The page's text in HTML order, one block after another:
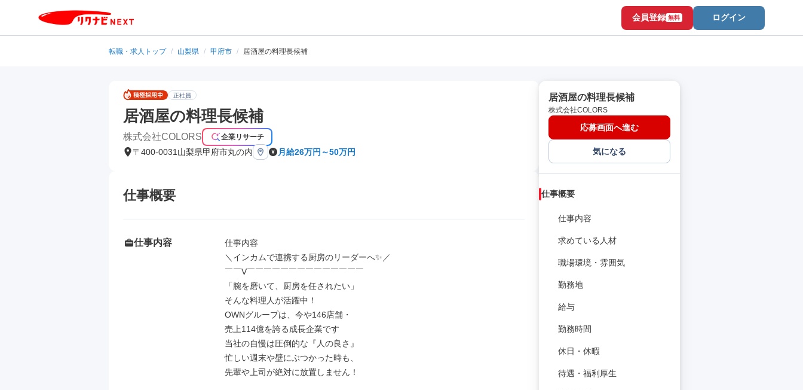
会員登録 無料 ログイン
転職・求人トップ / 山梨県 / 甲府市 / 居酒屋の料理長候補
正社員
居酒屋の料理長候補
株式会社COLORS 企業リサーチ
〒400-0031山梨県甲府市丸の内 月給26万円～50万円
仕事概要
仕事内容
仕事内容
＼インカムで連携する厨房のリーダーへ✨／
￣￣V￣￣￣￣￣￣￣￣￣￣￣￣￣￣
「腕を磨いて、厨房を任されたい」
そんな料理人が活躍中！
OWNグループは、今や146店舗・
売上114億を誇る成長企業です
当社の自慢は圧倒的な『人の良さ』
忙しい週末や壁にぶつかった時も、
先輩や上司が絶対に放置しません！
居酒屋の料理長候補
株式会社COLORS
応募画面へ進む
気になる
仕事概要
仕事内容
求めている人材
職場環境・雰囲気
勤務地
給与
勤務時間
休日・休暇
待遇・福利厚生